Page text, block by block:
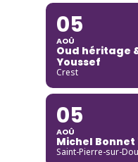
05
AOÛ
Oud héritage
Youssef
Crest
05
AOÛ
Michel
Saint-Pierre-sur-